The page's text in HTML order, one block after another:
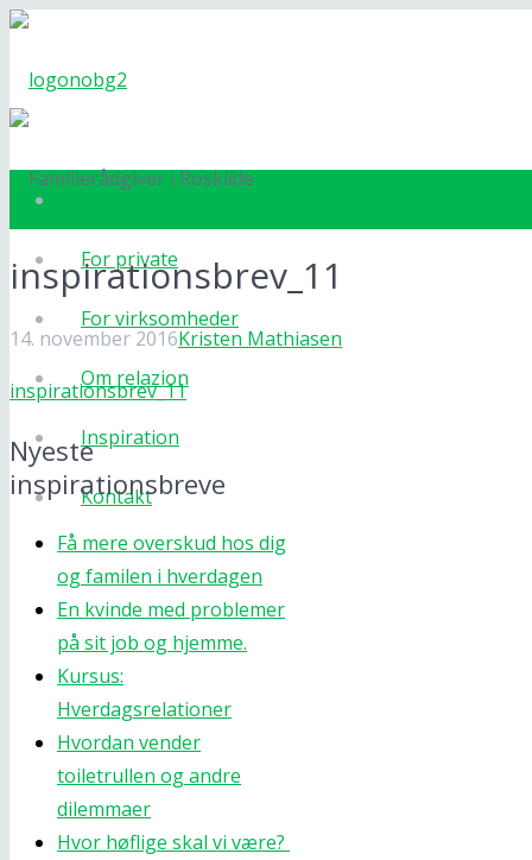
For private
For virksomheder
Om relazion
Inspiration
Kontakt
inspirationsbrev_11
14. november 2016Kristen Mathiasen
inspirationsbrev_11
Nyeste
inspirationsbreve
Få mere overskud hos dig
og familen i hverdagen
En kvinde med problemer
på sit job og hjemme.
Kursus:
Hverdagsrelationer
Hvordan vender
toiletrullen og andre
dilemmaer
Hvor høflige skal vi være?